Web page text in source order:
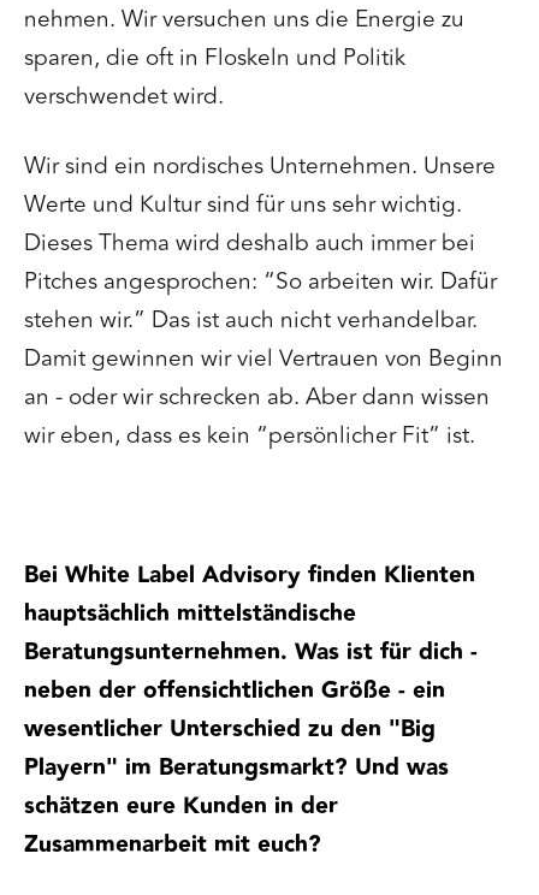
nehmen. Wir versuchen uns die Energie zu
sparen, die oft in Floskeln und Politik
verschwendet wird.
Wir sind ein nordisches Unternehmen. Unsere
Werte und Kultur sind für uns sehr wichtig.
Dieses Thema wird deshalb auch immer bei
Pitches angesprochen: “So arbeiten wir. Dafür
stehen wir.” Das ist auch nicht verhandelbar.
Damit gewinnen wir viel Vertrauen von Beginn
an - oder wir schrecken ab. Aber dann wissen
wir eben, dass es kein “persönlicher Fit” ist.
Bei White Label Advisory finden Klienten
hauptsächlich mittelständische
Beratungsunternehmen. Was ist für dich -
neben der offensichtlichen Größe - ein
wesentlicher Unterschied zu den "Big
Playern" im Beratungsmarkt? Und was
schätzen eure Kunden in der
Zusammenarbeit mit euch?